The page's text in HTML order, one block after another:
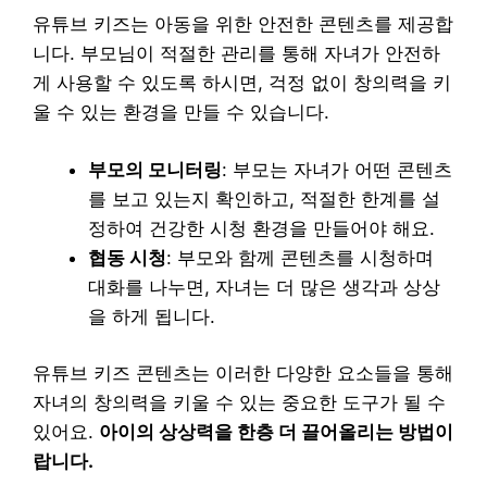
유튜브 키즈는 아동을 위한 안전한 콘텐츠를 제공합
니다. 부모님이 적절한 관리를 통해 자녀가 안전하
게 사용할 수 있도록 하시면, 걱정 없이 창의력을 키
울 수 있는 환경을 만들 수 있습니다.
부모의 모니터링: 부모는 자녀가 어떤 콘텐츠
를 보고 있는지 확인하고, 적절한 한계를 설
정하여 건강한 시청 환경을 만들어야 해요.
협동 시청: 부모와 함께 콘텐츠를 시청하며
대화를 나누면, 자녀는 더 많은 생각과 상상
을 하게 됩니다.
유튜브 키즈 콘텐츠는 이러한 다양한 요소들을 통해
자녀의 창의력을 키울 수 있는 중요한 도구가 될 수
있어요. 아이의 상상력을 한층 더 끌어올리는 방법이
랍니다.